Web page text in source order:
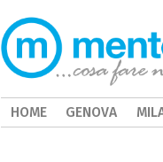
HOME GENOVA